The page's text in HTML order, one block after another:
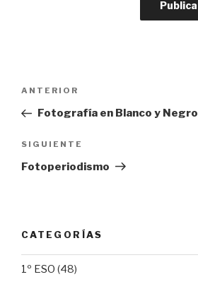
entradas
Entrada
anterior:
ANTERIOR
Fotografía en Blanco y Negro
Siguiente
entrada
SIGUIENTE
Fotoperiodismo
CATEGORÍAS
1º ESO (48)